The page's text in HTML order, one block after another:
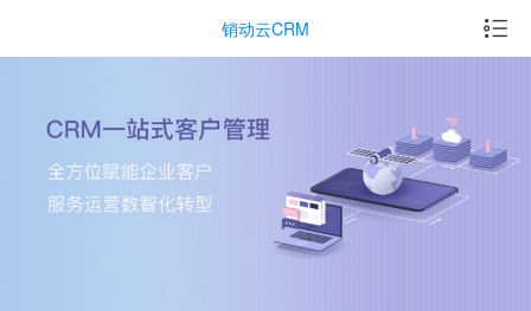
销动云CRM